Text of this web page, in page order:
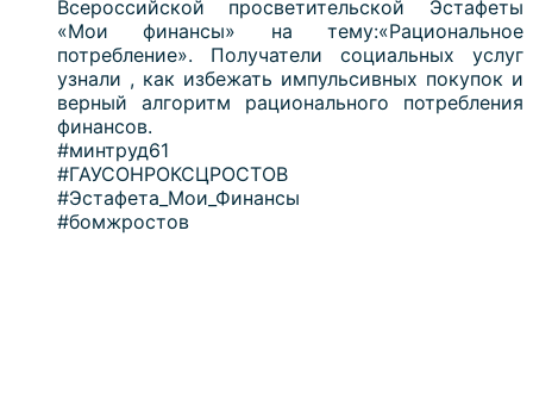
Всероссийской просветительской Эстафеты
«Мои финансы» на тему:«Рациональное
потребление». Получатели социальных услуг
узнали , как избежать импульсивных покупок и
верный алгоритм рационального потребления
финансов.
#минтруд61
#ГАУСОНРОКСЦРОСТОВ
#Эстафета_Мои_Финансы
#бомжростов